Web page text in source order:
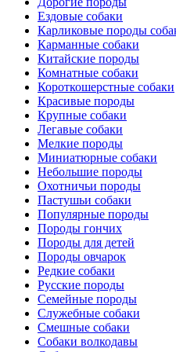
Ездовые собаки
Карликовые породы
Карманные собаки
Китайские породы
Комнатные собаки
Короткошерстные собаки
Красивые породы
Крупные собаки
Легавые собаки
Мелкие породы
Миниатюрные собаки
Небольшие породы
Охотничьи породы
Пастушьи собаки
Популярные породы
Породы гончих
Породы для детей
Породы овчарок
Редкие собаки
Русские породы
Семейные породы
Служебные собаки
Смешные собаки
Собаки волкодавы